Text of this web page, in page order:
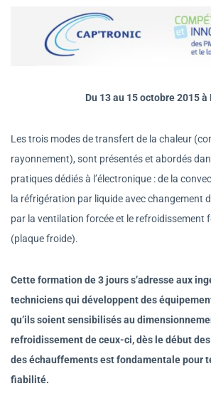
Du 13 au 15 octobre 2015 à
Les trois modes de transfert de la chaleur
rayonnement), sont présentés et abordés
pratiques dédiés à l’électronique : de la
la réfrigération par liquide avec changement
par la ventilation forcée et le refroidissement
(plaque froide).
Cette formation de 3 jours s’adresse aux
techniciens qui développent des
qu’ils soient sensibilisés au
refroidissement de ceux-ci, dès le début
des échauffements est fondamentale pour
fiabilité.